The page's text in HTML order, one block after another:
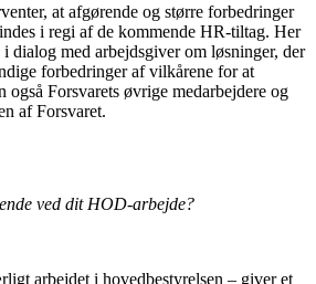
at afgørende og større forbedringer
i regi af de kommende HR-tiltag. Her
med arbejdsgiver om løsninger, der
forbedringer af vilkårene for at
også Forsvarets øvrige medarbejdere og
af Forsvaret.
ved dit HOD-arbejde?
arbejdet i hovedbestyrelsen – giver et